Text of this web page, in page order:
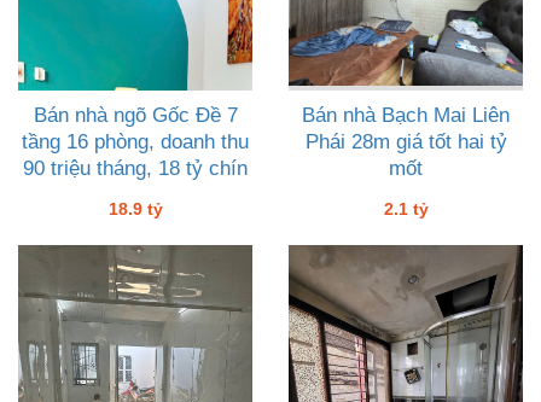
Bán nhà ngõ Gốc Đề 7
tầng 16 phòng, doanh thu
90 triệu tháng, 18 tỷ chín
18.9 tỷ
Bán nhà Bạch Mai Liên
Phái 28m giá tốt hai tỷ
mốt
2.1 tỷ